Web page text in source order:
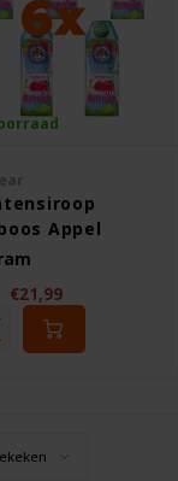
Appel
6 stuks -
€21,99